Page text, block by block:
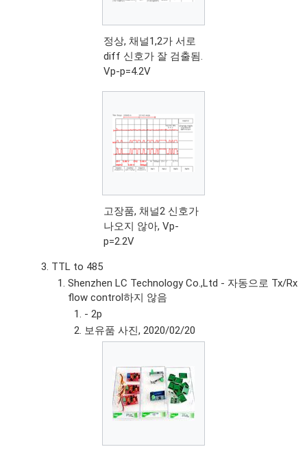
정상, 채널1,2가 서로
diff 신호가 잘 검출됨.
Vp-p=4.2V
고장품, 채널2 신호가
나오지 않아, Vp-
p=2.2V
TTL to 485
Shenzhen LC Technology Co.,Ltd - 자동으로 Tx/Rx
flow control하지 않음
- 2p
보유품 사진, 2020/02/20